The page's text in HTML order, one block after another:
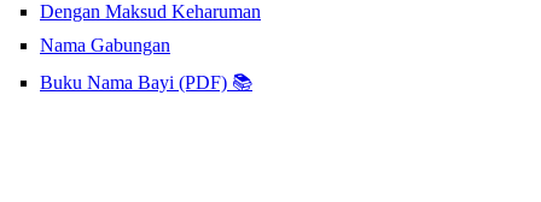
Dengan Maksud Keharuman
Nama Gabungan
Buku Nama Bayi (PDF) 📚